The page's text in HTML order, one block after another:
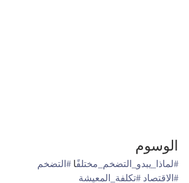
الوسوم
#لماذا_يبدو_التضخم_مختلفًا #التضخم
#الاقتصاد #تكلفة_المعيشة